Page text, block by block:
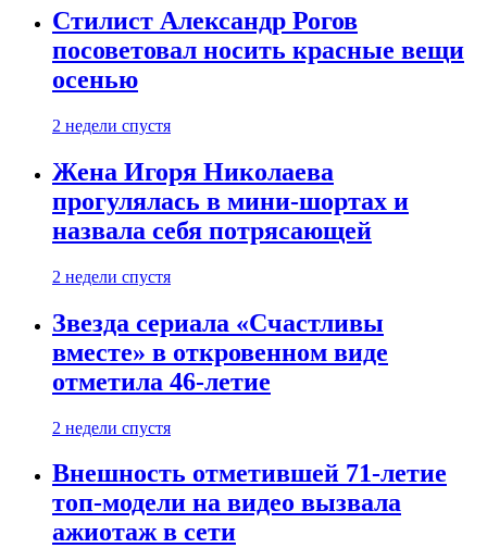
Стилист Александр Рогов
посоветовал носить красные вещи
осенью
2 недели спустя
Жена Игоря Николаева
прогулялась в мини-шортах и
назвала себя потрясающей
2 недели спустя
Звезда сериала «Счастливы
вместе» в откровенном виде
отметила 46-летие
2 недели спустя
Внешность отметившей 71-летие
топ-модели на видео вызвала
ажиотаж в сети